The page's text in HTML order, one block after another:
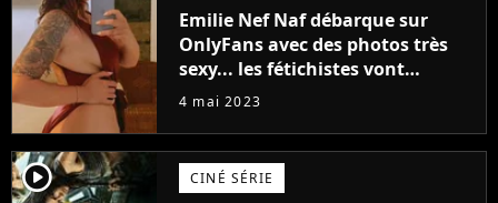
Emilie Nef Naf débarque sur
OnlyFans avec des photos très
sexy... les fétichistes vont
prendre leur pied !
4 mai 2023
player2 CINÉ SÉRIE